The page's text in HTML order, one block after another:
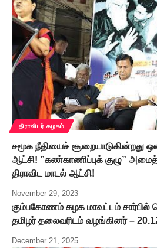
திராவிடர் கழகம்
சமூக நீதியைச் சூறையாடுகின்றது
ஆட்சி! ”கண்காணிப்புக் குழு”
திராவிட மாடல் ஆட்சி!
November 29, 2023
கும்பகோணம் கழக மாவட்டம் சார்பில்
தமிழர் தலைவரிடம் வழங்கினர் –
December 21, 2025